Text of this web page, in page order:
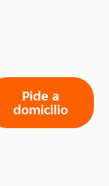
Pide a
domicilio